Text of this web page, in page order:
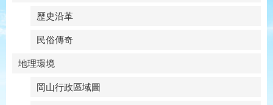
歷史沿革
民俗傳奇
地理環境
岡山行政區域圖